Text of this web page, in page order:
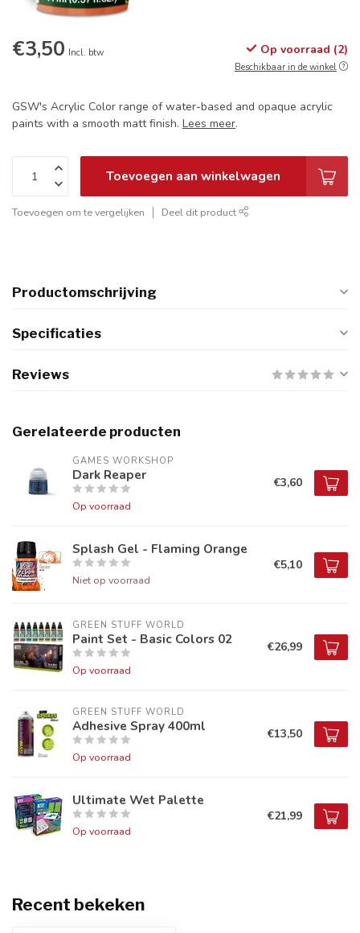
€3,50 Incl. btw Op voorraad (2)
Beschikbaar in de winkel
GSW's Acrylic Color range of water-based and opaque acrylic
paints with a smooth matt finish. Lees meer.
Toevoegen aan winkelwagen
Toevoegen om te vergelijken Deel dit product
Productomschrijving
Specificaties
Reviews
Gerelateerde producten
GAMES WORKSHOP
Dark Reaper
Op voorraad
€3,60
Splash Gel - Flaming Orange
Niet op voorraad
€5,10
GREEN STUFF WORLD
Paint Set - Basic Colors 02
Op voorraad
€26,99
GREEN STUFF WORLD
Adhesive Spray 400ml
Op voorraad
€13,50
Ultimate Wet Palette
Op voorraad
€21,99
Recent bekeken